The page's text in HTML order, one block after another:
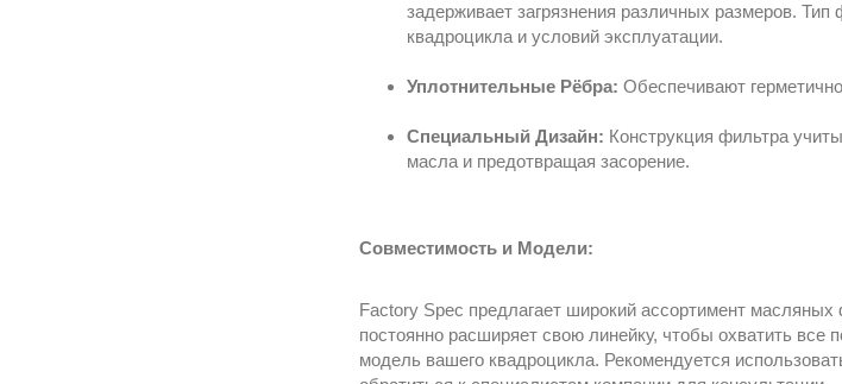
задерживает загрязнения различных размеров.
квадроцикла и условий эксплуатации.
Уплотнительные Рёбра: Обеспечивают
Специальный Дизайн: Конструкция фильтра
масла и предотвращая засорение.
Совместимость и Модели:
Factory Spec предлагает широкий ассортимент
постоянно расширяет свою линейку, чтобы охватить
модель вашего квадроцикла. Рекомендуется